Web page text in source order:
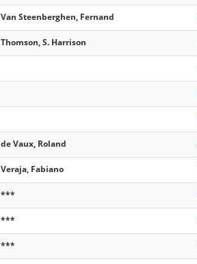
Van Steenberghen, Fernand
Thomson, S. Harrison
de Vaux, Roland
Veraja, Fabiano
***
***
***